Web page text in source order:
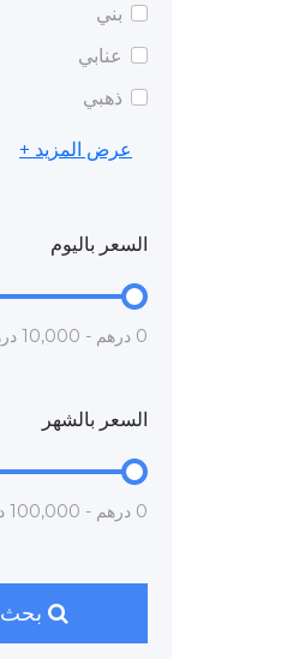
بني
عنابي
ذهبي
عرض المزيد +
السعر باليوم
0 درهم - 10,000 درهم
السعر بالشهر
0 درهم - 100,000 درهم
بحث